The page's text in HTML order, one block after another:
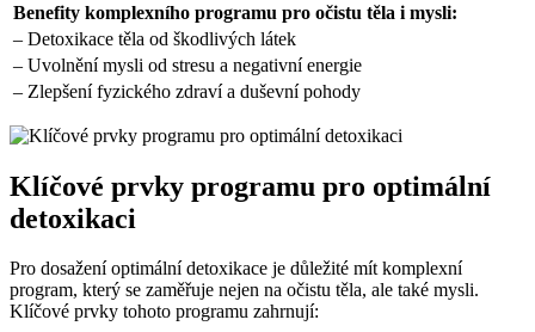
Benefity komplexního programu pro očistu těla i mysli:
– Detoxikace těla od škodlivých látek
– Uvolnění mysli od stresu a negativní energie
– Zlepšení fyzického zdraví a duševní pohody
Klíčové prvky programu pro optimální
detoxikaci
Pro dosažení optimální detoxikace je důležité mít komplexní
program, který se zaměřuje nejen na očistu těla, ale také mysli.
Klíčové prvky tohoto programu zahrnují: